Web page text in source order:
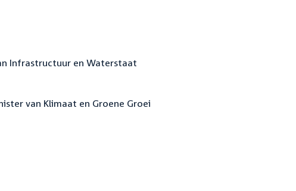
Infrastructuur en Waterstaat
van Klimaat en Groene Groei